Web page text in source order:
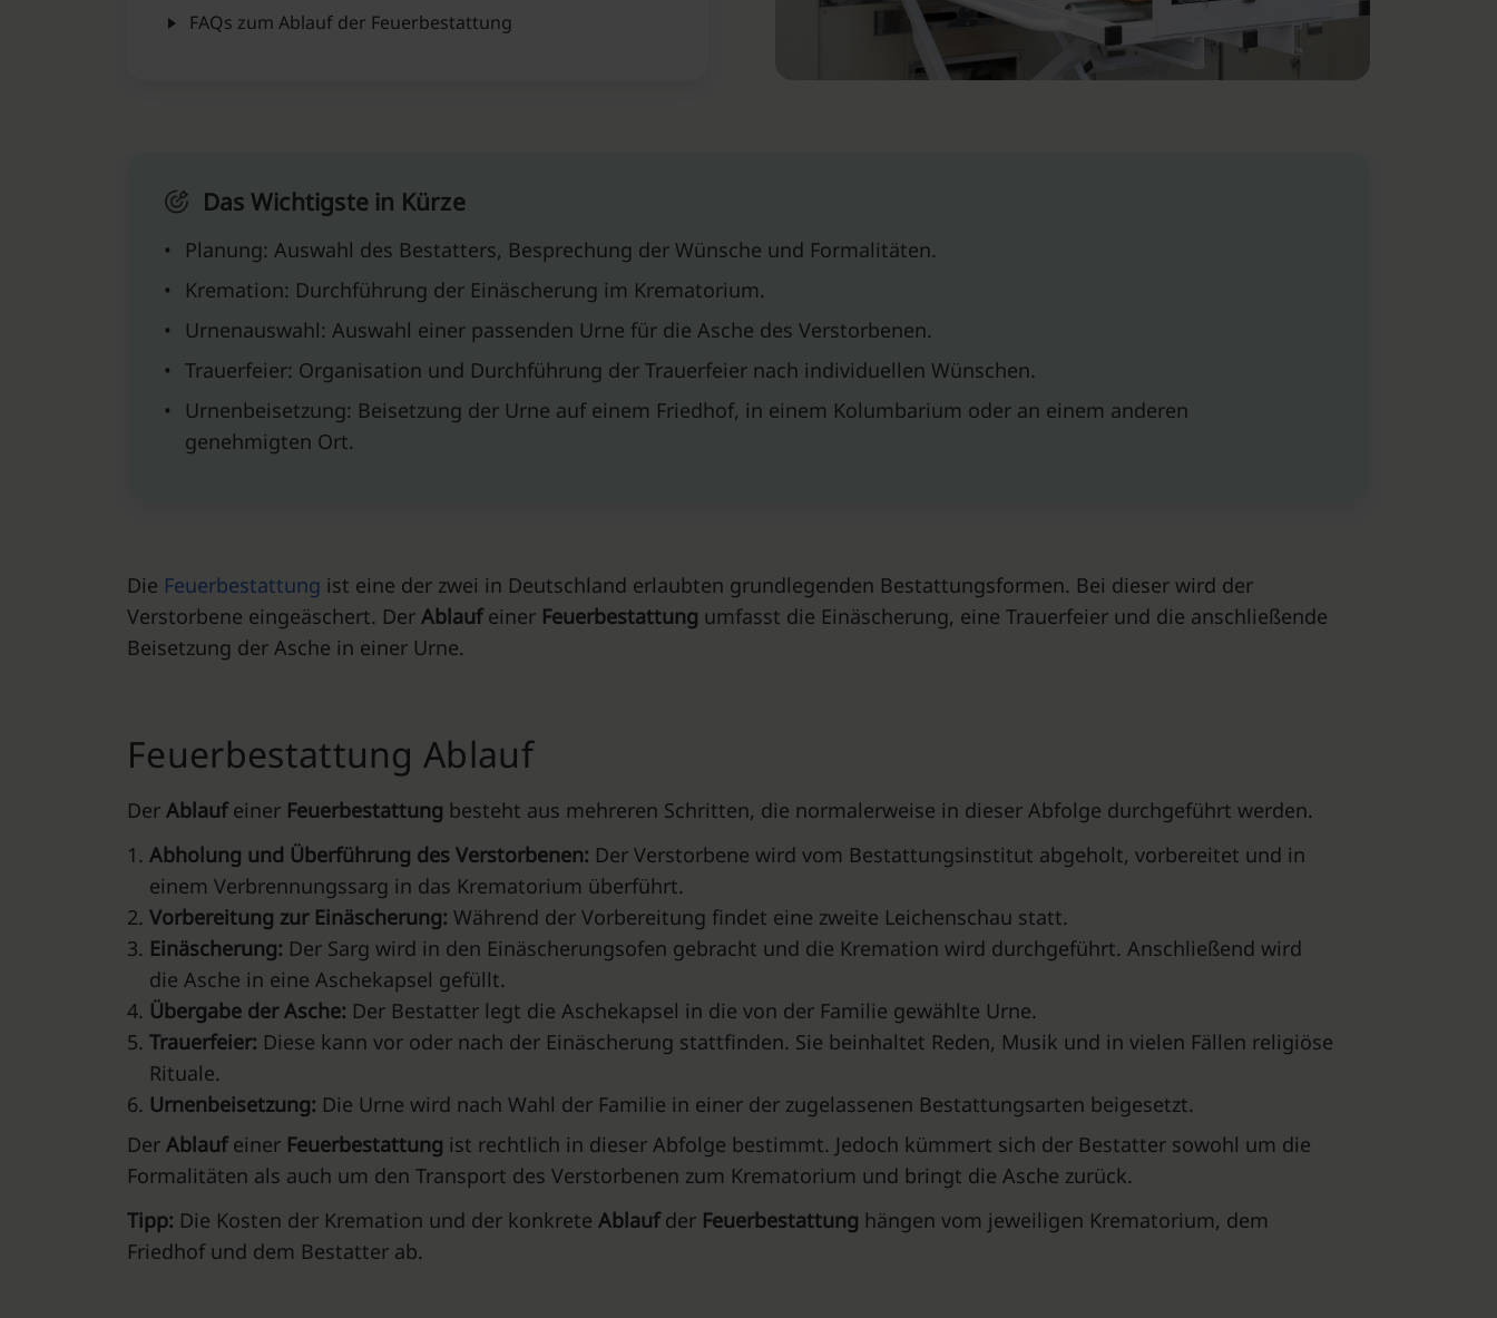
FAQs zum Ablauf der Feuerbestattung
Das Wichtigste in Kürze
•
Planung: Auswahl des Bestatters, Besprechung der Wünsche und Formalitäten.
•
Kremation: Durchführung der Einäscherung im Krematorium.
•
Urnenauswahl: Auswahl einer passenden Urne für die Asche des Verstorbenen.
• Trauerfeier: Organisation und Durchführung der Trauerfeier nach individuellen Wünschen.
•
Urnenbeisetzung: Beisetzung der Urne auf einem Friedhof, in einem Kolumbarium oder an einem anderen
genehmigten Ort.
Die Feuerbestattung ist eine der zwei in Deutschland erlaubten grundlegenden Bestattungsformen. Bei dieser wird der
Verstorbene eingeäschert. Der Ablaufeiner Feuerbestattung umfasst die Einäscherung, eine Trauerfeier und die anschließende
Beisetzung der Asche in einer Urne.
Feuerbestattung Ablauf
Der Ablaufeiner Feuerbestattung besteht aus mehreren Schritten, die normalerweise in dieser Abfolge durchgeführt werden.
Abholung und Überführung des Verstorbenen: Der Verstorbene wird vom Bestattungsinstitut abgeholt, vorbereitet und in
einem Verbrennungssarg in das Krematorium überführt.
Vorbereitung zur Einäscherung: Während der Vorbereitung findet eine zweite Leichenschau statt.
Einäscherung: Der Sarg wird in den Einäscherungsofen gebracht und die Kremation wird durchgeführt. Anschließend wird
die Asche in eine Aschekapsel gefüllt.
Übergabe der Asche: Der Bestatter legt die Aschekapsel in die von der Familie gewählte Urne.
Trauerfeier: Diese kann vor oder nach der Einäscherung stattfinden. Sie beinhaltet Reden, Musik und in vielen Fällen religiöse
Rituale.
Urnenbeisetzung: Die Urne wird nach Wahl der Familie in einer der zugelassenen Bestattungsarten beigesetzt.
Der Ablaufeiner Feuerbestattung ist rechtlich in dieser Abfolge bestimmt. Jedoch kümmert sich der Bestatter sowohl um die
Formalitäten als auch um den Transport des Verstorbenen zum Krematorium und bringt die Asche zurück.
Tipp: Die Kosten der Kremation und der konkrete Ablaufder Feuerbestattung hängen vom jeweiligen Krematorium, dem
Friedhof und dem Bestatter ab.